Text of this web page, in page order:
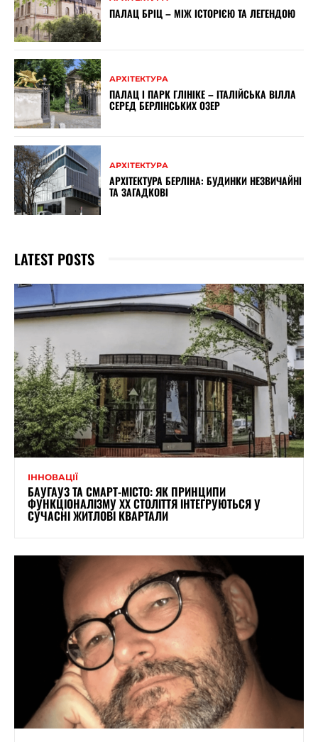
ПАЛАЦ БРІЦ – МІЖ ІСТОРІЄЮ ТА ЛЕГЕНДОЮ
АРХІТЕКТУРА
ПАЛАЦ І ПАРК ГЛІНІКЕ – ІТАЛІЙСЬКА ВІЛЛА
СЕРЕД БЕРЛІНСЬКИХ ОЗЕР
АРХІТЕКТУРА
АРХІТЕКТУРА БЕРЛІНА: БУДИНКИ НЕЗВИЧАЙНІ
ТА ЗАГАДКОВІ
LATEST POSTS
ІННОВАЦІЇ
БАУГАУЗ ТА СМАРТ-МІСТО: ЯК ПРИНЦИПИ
ФУНКЦІОНАЛІЗМУ XX СТОЛІТТЯ ІНТЕГРУЮТЬСЯ У
СУЧАСНІ ЖИТЛОВІ КВАРТАЛИ